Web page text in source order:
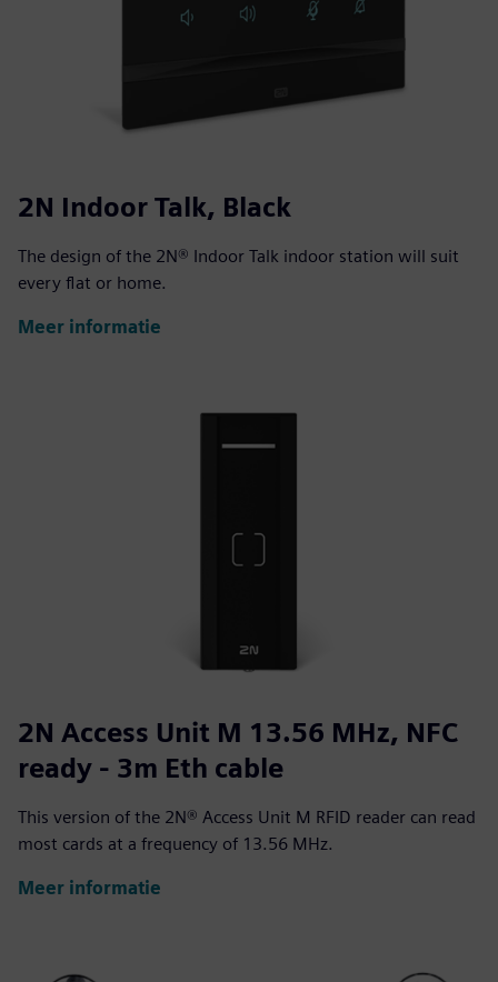
2N Indoor Talk, Black
The design of the 2N® Indoor Talk indoor station will suit
every flat or home.
Meer informatie
2N Access Unit M 13.56 MHz, NFC
ready - 3m Eth cable
This version of the 2N® Access Unit M RFID reader can read
most cards at a frequency of 13.56 MHz.
Meer informatie